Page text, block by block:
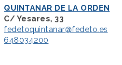
QUINTANAR DE LA ORDEN
C/ Yesares, 33
fedetoquintanar@fedeto.es
648034200